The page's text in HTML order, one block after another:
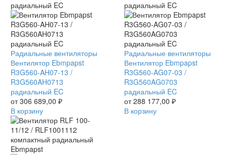
Вентилятор
Ebmpapst
R3G560-
AH07-
13
/
R3G560AH0713
радиальный
EC
Радиальные вентиляторы
Вентилятор Ebmpapst
R3G560-AH07-13 /
R3G560AH0713
радиальный EC
от306 689,00 ₽
В корзину
Вентилятор
Ebmpapst
R3G560-
AG07-
03
/
R3G560AG0703
Радиальные вентиляторы
Вентилятор Ebmpapst
R3G560-AG07-03 /
R3G560AG0703
радиальный EC
от288 177,00 ₽
В корзину